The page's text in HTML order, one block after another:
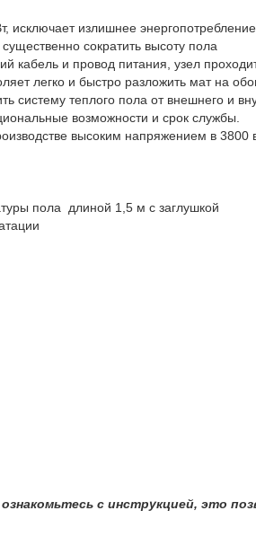
излишнее энергопотребление
сократить высоту пола
кабель и провод питания, узел
легко и быстро разложить мат на
систему теплого пола от внешнего и
возможности и срок службы.
высоким напряжением в 3800
пола длиной 1,5 м с заглушкой
с инструкцией, это